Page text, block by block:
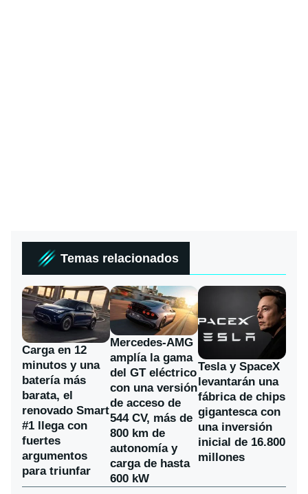
Temas relacionados
Carga en 12
minutos y una
batería más
barata, el
renovado Smart
#1 llega con
fuertes
argumentos
para triunfar
Mercedes-AMG
amplía la gama
del GT eléctrico
con una versión
de acceso de
544 CV, más de
800 km de
autonomía y
carga de hasta
600 kW
Tesla y SpaceX
levantarán una
fábrica de chips
gigantesca con
una inversión
inicial de 16.800
millones